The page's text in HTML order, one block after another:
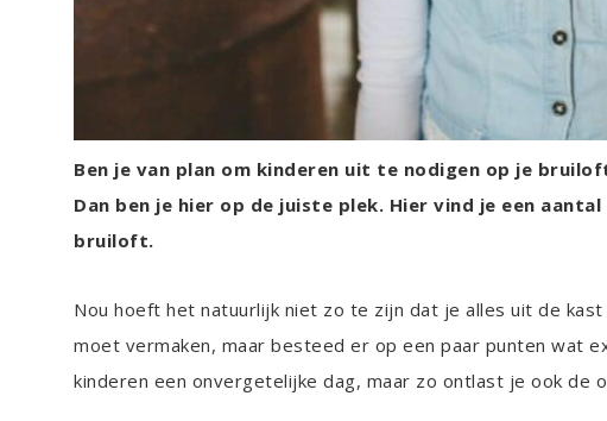
Ben je van plan om kinderen uit te nodigen op je
Dan ben je hier op de juiste plek. Hier vind je een
bruiloft.
Nou hoeft het natuurlijk niet zo te zijn dat je alles uit de
moet vermaken, maar besteed er op een paar punten wat
kinderen een onvergetelijke dag, maar zo ontlast je ook de